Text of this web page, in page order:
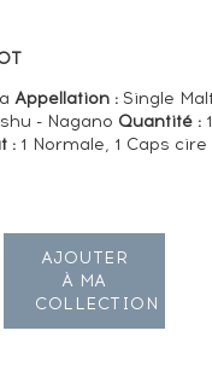
Appellation :Single
- Nagano Quantité :
:1 Normale, 1 Caps cire
AJOUTER
À MA
COLLECTION